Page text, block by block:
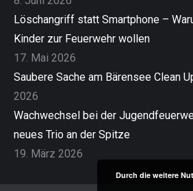
Löschangriff statt Smartphone –
Kinder zur Feuerwehr wollen
17. Mai 2026
Saubere Sache am Bärensee Clean
2026
Wachwechsel bei der
neues Trio an der Spitze
19. März 2026
Durch die weitere